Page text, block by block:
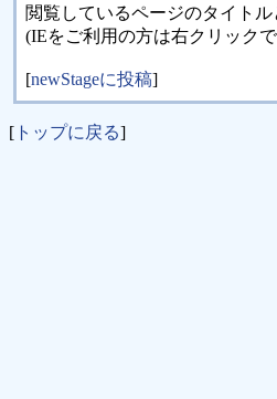
閲覧しているページのタイト
(IEをご利用の方は右クリック
[newStageに投稿]
[ トップに戻る]